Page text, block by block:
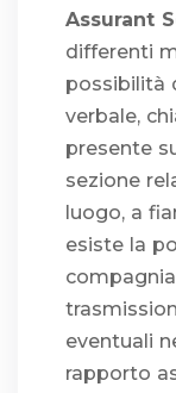
Assurant
differenti
possibilità
verbale,
presente
sezione
luogo, a
esiste la
eventuali
rapporto